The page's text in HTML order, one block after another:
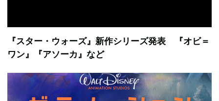
『スター・ウォーズ』新作シリーズ発表 『オビ＝
ワン』『アソーカ』など